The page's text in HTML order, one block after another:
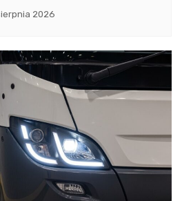
2026